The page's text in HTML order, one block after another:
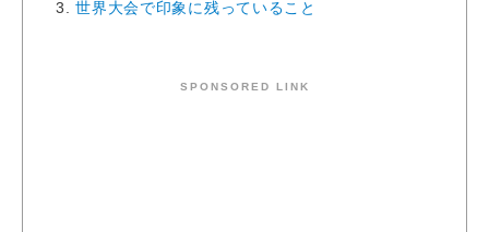
3.世界大会で印象に残っていること
SPONSORED LINK